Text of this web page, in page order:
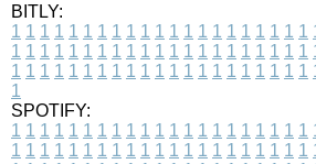
BITLY:
1 1 1 1 1 1 1 1 1 1 1 1 1 1 1 1 1 1 1 1 1
1 1 1 1 1 1 1 1 1 1 1 1 1 1 1 1 1 1 1 1 1
1 1 1 1 1 1 1 1 1 1 1 1 1 1 1 1 1 1 1 1 1
1
SPOTIFY:
1 1 1 1 1 1 1 1 1 1 1 1 1 1 1 1 1 1 1 1 1
1 1 1 1 1 1 1 1 1 1 1 1 1 1 1 1 1 1 1 1 1